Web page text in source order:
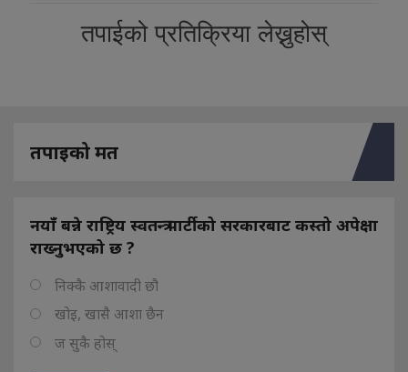
तपाईको प्रतिक्रिया लेख्नुहोस्
तपाइको मत
नयाँ बन्ने राष्ट्रिय स्वतन्त्र पार्टीको सरकारबाट कस्तो अपेक्षा
राख्नुभएको छ ?
निक्कै आशावादी छौ
खोइ, खासै आशा छैन
ज सुकै होस्